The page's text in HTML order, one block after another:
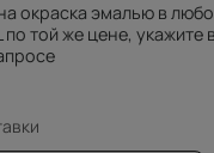
окраска эмалью в
по той же цене, укажите